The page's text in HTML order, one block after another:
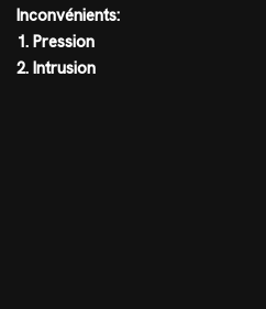
Inconvénients:
1. Pression
2. Intrusion